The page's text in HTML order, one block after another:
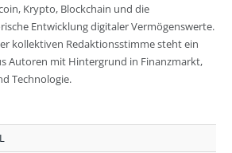
Krypto, Blockchain und die
Entwicklung digitaler Vermögenswerte.
kollektiven Redaktionsstimme steht ein
Autoren mit Hintergrund in Finanzmarkt,
Technologie.